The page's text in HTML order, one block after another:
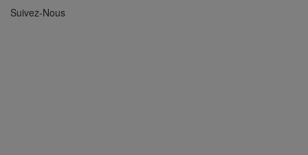
Suivez-Nous